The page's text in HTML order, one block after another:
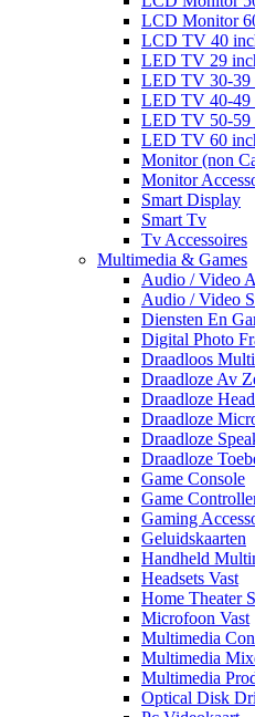
LCD Monitor
LCD TV 40
LED TV 29
LED TV 30-39
LED TV 40-49
LED TV 50-59
LED TV 60
Monitor (non
Monitor
Smart Display
Smart Tv
Tv Accessoires
Multimedia & Games
Audio / Video
Audio / Video
Diensten En
Digital Photo
Draadloos
Draadloze Av
Draadloze
Draadloze
Draadloze
Draadloze
Game Console
Game
Gaming
Geluidskaarten
Handheld
Headsets Vast
Home Theater
Microfoon Vast
Multimedia
Multimedia
Multimedia
Optical Disk